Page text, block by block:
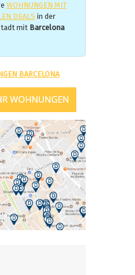
WOHNUNGEN MIT
DEALS in der
mit Barcelona
BARCELONA